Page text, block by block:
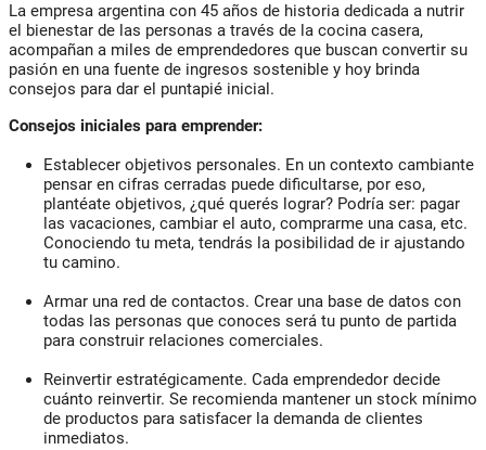
La empresa argentina con 45 años de historia dedicada a nutrir
el bienestar de las personas a través de la cocina casera,
acompañan a miles de emprendedores que buscan convertir su
pasión en una fuente de ingresos sostenible y hoy brinda
consejos para dar el puntapié inicial.
Consejos iniciales para emprender:
Establecer objetivos personales. En un contexto cambiante
pensar en cifras cerradas puede dificultarse, por eso,
plantéate objetivos, ¿qué querés lograr? Podría ser: pagar
las vacaciones, cambiar el auto, comprarme una casa, etc.
Conociendo tu meta, tendrás la posibilidad de ir ajustando
tu camino.
Armar una red de contactos. Crear una base de datos con
todas las personas que conoces será tu punto de partida
para construir relaciones comerciales.
Reinvertir estratégicamente. Cada emprendedor decide
cuánto reinvertir. Se recomienda mantener un stock mínimo
de productos para satisfacer la demanda de clientes
inmediatos.